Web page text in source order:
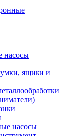
насосы
ящики и
насосы